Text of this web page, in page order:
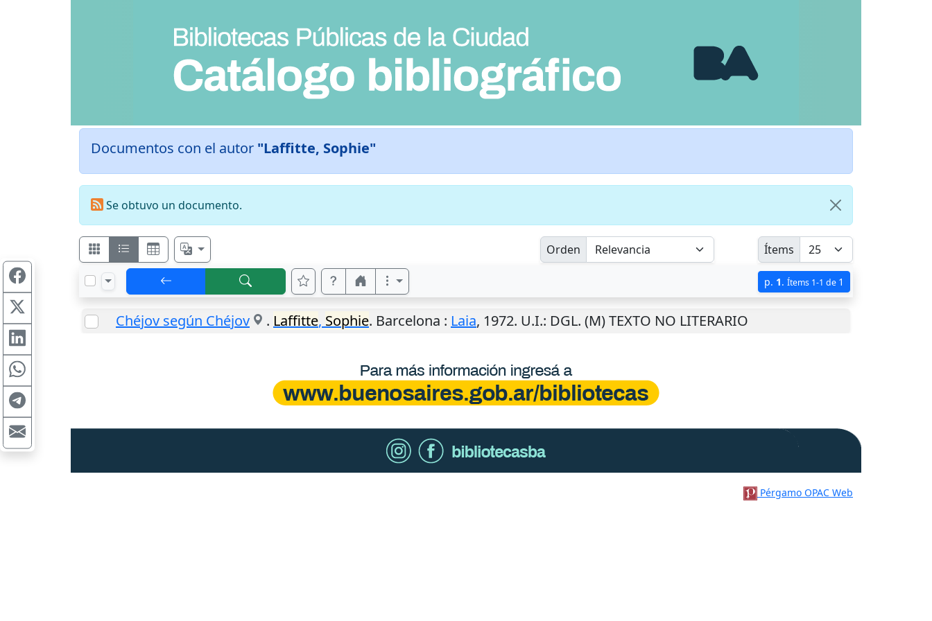
Documentos con el autor "Laffitte, Sophie"
Se obtuvo un documento.
Orden Ítems
p. 1. Ítems 1-1 de 1
Chéjov según Chéjov . Laffitte, Sophie. Barcelona : Laia, 1972. U.I.: DGL. (M) TEXTO NO LITERARIO
Pérgamo OPAC Web